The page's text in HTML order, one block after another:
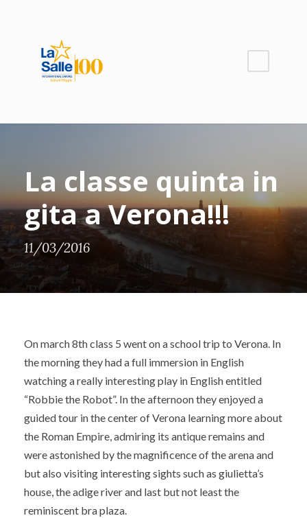
La classe quinta in
gita a Verona!!!
11/03/2016
On march 8th class 5 went on a school trip to Verona. In
the morning they had a full immersion in English
watching a really interesting play in English entitled
“Robbie the Robot”. In the afternoon they enjoyed a
guided tour in the center of Verona learning more about
the Roman Empire, admiring its antique remains and
were astonished by the magnificence of the arena and
but also visiting interesting sights such as giulietta’s
house, the adige river and last but not least the
reminiscent bra plaza.